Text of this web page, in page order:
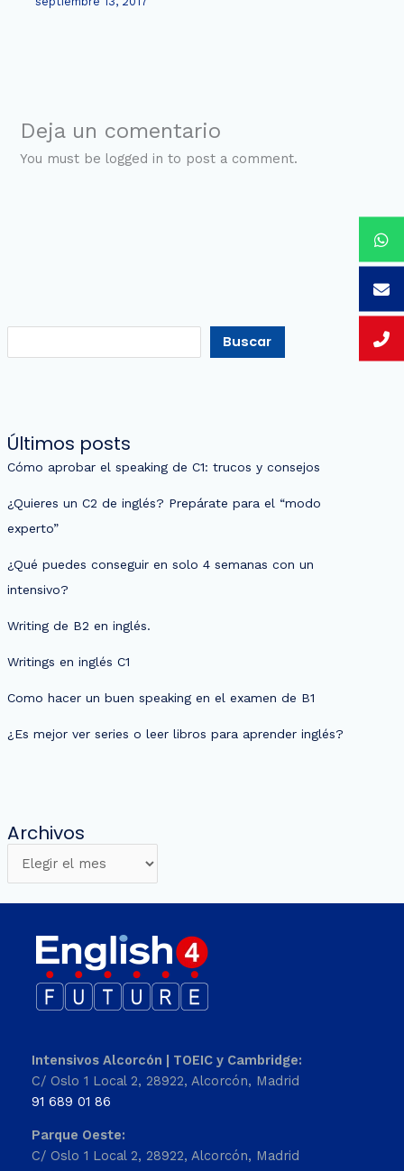
Deja un comentario
You must be logged in to post a comment.
Buscar
Últimos posts
Cómo aprobar el speaking de C1: trucos y consejos
¿Quieres un C2 de inglés? Prepárate para el “modo
experto”
¿Qué puedes conseguir en solo 4 semanas con un
intensivo?
Writing de B2 en inglés.
Writings en inglés C1
Como hacer un buen speaking en el examen de B1
¿Es mejor ver series o leer libros para aprender inglés?
Archivos
Intensivos Alcorcón | TOEIC y Cambridge:
C/ Oslo 1 Local 2, 28922, Alcorcón, Madrid
91 689 01 86
Parque Oeste:
C/ Oslo 1 Local 2, 28922, Alcorcón, Madrid